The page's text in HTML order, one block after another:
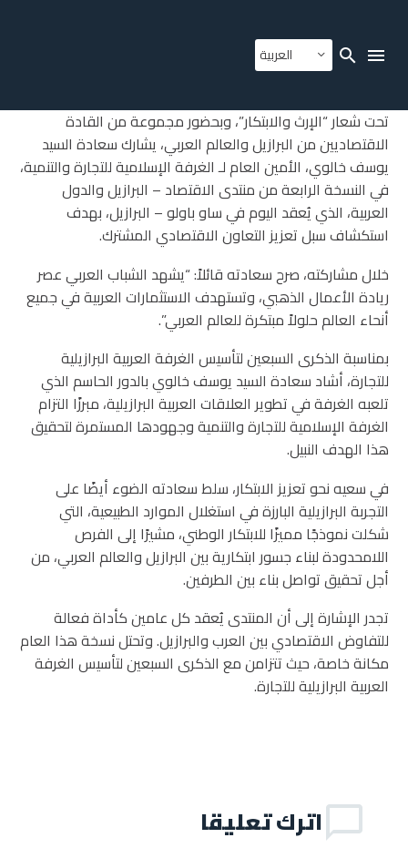
العربية
تحت شعار “الإرث والابتكار”، وبحضور مجموعة من القادة
الاقتصاديين من البرازيل والعالم العربي، يشارك سعادة السيد
يوسف خالوي، الأمين العام لـالغرفة الإسلامية للتجارة والتنمية،
في النسخة الرابعة من منتدى الاقتصاد – البرازيل والدول
العربية، الذي يُعقد اليوم في ساو باولو – البرازيل، بهدف
استكشاف سبل تعزيز التعاون الاقتصادي المشترك.
خلال مشاركته، صرح سعادته قائلاً: “يشهد الشباب العربي عصر
ريادة الأعمال الذهبي، وتستهدف الاستثمارات العربية في جميع
أنحاء العالم حلولاً مبتكرة للعالم العربي”.
بمناسبة الذكرى السبعين لتأسيس الغرفة العربية البرازيلية
للتجارة، أشاد سعادة السيد يوسف خالوي بالدور الحاسم الذي
تلعبه الغرفة في تطوير العلاقات العربية البرازيلية، مبرزًا التزام
الغرفة الإسلامية للتجارة والتنميةوجهودها المستمرة لتحقيق
هذا الهدف النبيل.
في سعيه نحو تعزيز الابتكار، سلط سعادته الضوء أيضًا على
التجربة البرازيلية البارزة في استغلال الموارد الطبيعية، التي
شكلت نموذجًا مميزًا للابتكار الوطني، مشيرًا إلى الفرص
اللامحدودة لبناء جسور ابتكارية بين البرازيل والعالم العربي، من
أجل تحقيق تواصل بناء بين الطرفين.
تجدر الإشارة إلى أن المنتدى يُعقد كل عامين كأداة فعالة
للتفاوض الاقتصادي بين العرب والبرازيل. وتحتل نسخة هذا العام
مكانة خاصة، حيث تتزامن مع الذكرى السبعين لتأسيس الغرفة
العربية البرازيلية للتجارة.
اترك تعليقا